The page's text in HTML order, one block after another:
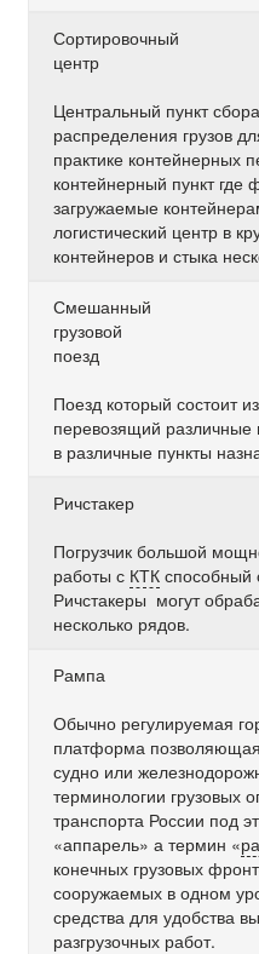
Сортировочный
центр
Центральный пункт
распределения грузов
практике
контейнерный пункт
загружаемые
логистический центр в
контейнеров и стыка
Смешанный
грузовой
поезд
Поезд который состоит
перевозящий различные
в различные пункты
Ричстакер
Погрузчик большой
работы с КТК способный
Ричстакеры могут
несколько рядов.
Рампа
Обычно регулируемая
платформа позволяющая
судно или
терминологии грузовых
транспорта России под
«аппарель» а термин «
конечных грузовых
сооружаемых в одном
средства для удобства
разгрузочных работ.